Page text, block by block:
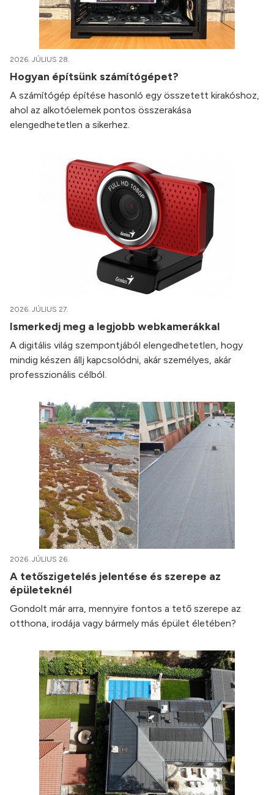
2026. JÚLIUS 28.
Hogyan építsünk számítógépet?
A számítógép építése hasonló egy összetett kirakóshoz,
ahol az alkotóelemek pontos összerakása
elengedhetetlen a sikerhez.
2026. JÚLIUS 27.
Ismerkedj meg a legjobb webkamerákkal
A digitális világ szempontjából elengedhetetlen, hogy
mindig készen állj kapcsolódni, akár személyes, akár
professzionális célból.
2026. JÚLIUS 26.
A tetőszigetelés jelentése és szerepe az
épületeknél
Gondolt már arra, mennyire fontos a tető szerepe az
otthona, irodája vagy bármely más épület életében?